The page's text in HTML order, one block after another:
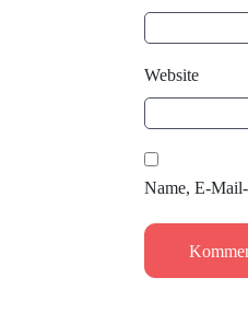
Website
Name, E-